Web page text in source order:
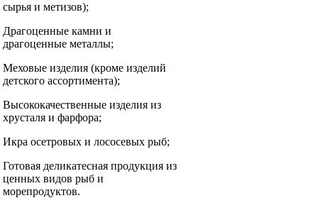
сырья и метизов);
Драгоценные камни и
драгоценные металлы;
Меховые изделия (кроме изделий
детского ассортимента);
Высококачественные изделия из
хрусталя и фарфора;
Икра осетровых и лососевых рыб;
Готовая деликатесная продукция из
ценных видов рыб и
морепродуктов.